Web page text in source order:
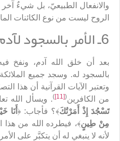
والانفعال الطبيعيّ، بل شيءٌ
الروح ليست من نوع الكائنات
6ـ الأمر بالسجود لآدم
بعد أن خلق الله آدم، ونفخ فيه
بالسجود له. وسجد جميع
وتعتبر الآيات القرآنية أن هذا
من الكافرين(
[11]
). ويسأل الله
تَسْجُدَ إِذْ أَمَرْتُكَ﴾؟ فأجاب: ﴿أَنَا
مِنْ طِينٍ﴾، فيطرده الله من هذا
لأنه لا ينبغي له أن يتكبَّر على